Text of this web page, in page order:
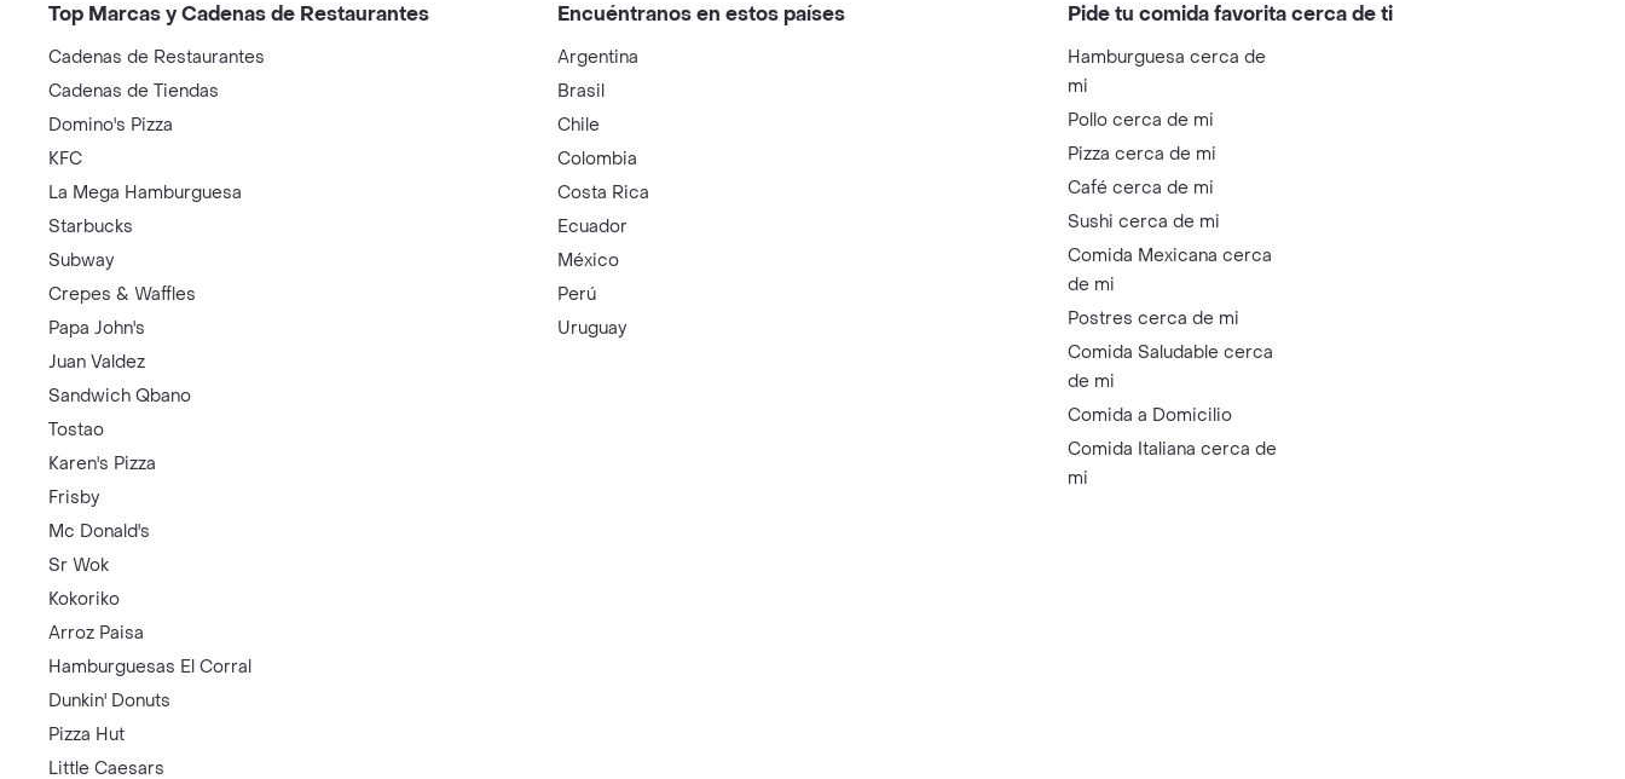
Top Marcas y Cadenas de Restaurantes
Cadenas de Restaurantes
Cadenas de Tiendas
Domino's Pizza
KFC
La Mega Hamburguesa
Starbucks
Subway
Crepes & Waffles
Papa John's
Juan Valdez
Sandwich Qbano
Tostao
Karen's Pizza
Frisby
Mc Donald's
Sr Wok
Kokoriko
Arroz Paisa
Hamburguesas El Corral
Dunkin' Donuts
Pizza Hut
Little Caesars
Encuéntranos en estos países
Argentina
Brasil
Chile
Colombia
Costa Rica
Ecuador
México
Perú
Uruguay
Pide tu comida favorita cerca de ti
Hamburguesa cerca de
mi
Pollo cerca de mi
Pizza cerca de mi
Café cerca de mi
Sushi cerca de mi
Comida Mexicana cerca
de mi
Postres cerca de mi
Comida Saludable cerca
de mi
Comida a Domicilio
Comida Italiana cerca de
mi